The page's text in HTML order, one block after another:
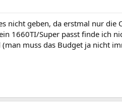
nicht geben, da erstmal nur
1660TI/Super passt finde ich
muss das Budget ja nicht